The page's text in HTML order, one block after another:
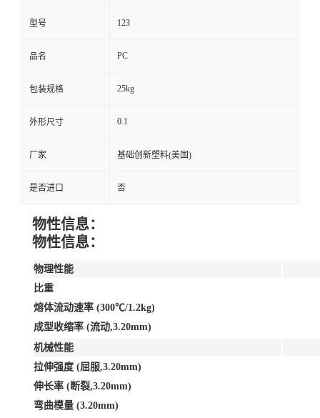
型号 123
品名 PC
包装规格 25kg
外形尺寸 0.1
厂家 基础创新塑料(美国)
是否进口 否
物性信息：
物性信息：
物理性能
比重
熔体流动速率 (300℃/1.2kg)
成型收缩率 (流动,3.20mm)
机械性能
拉伸强度 (屈服,3.20mm)
伸长率 (断裂,3.20mm)
弯曲模量 (3.20mm)